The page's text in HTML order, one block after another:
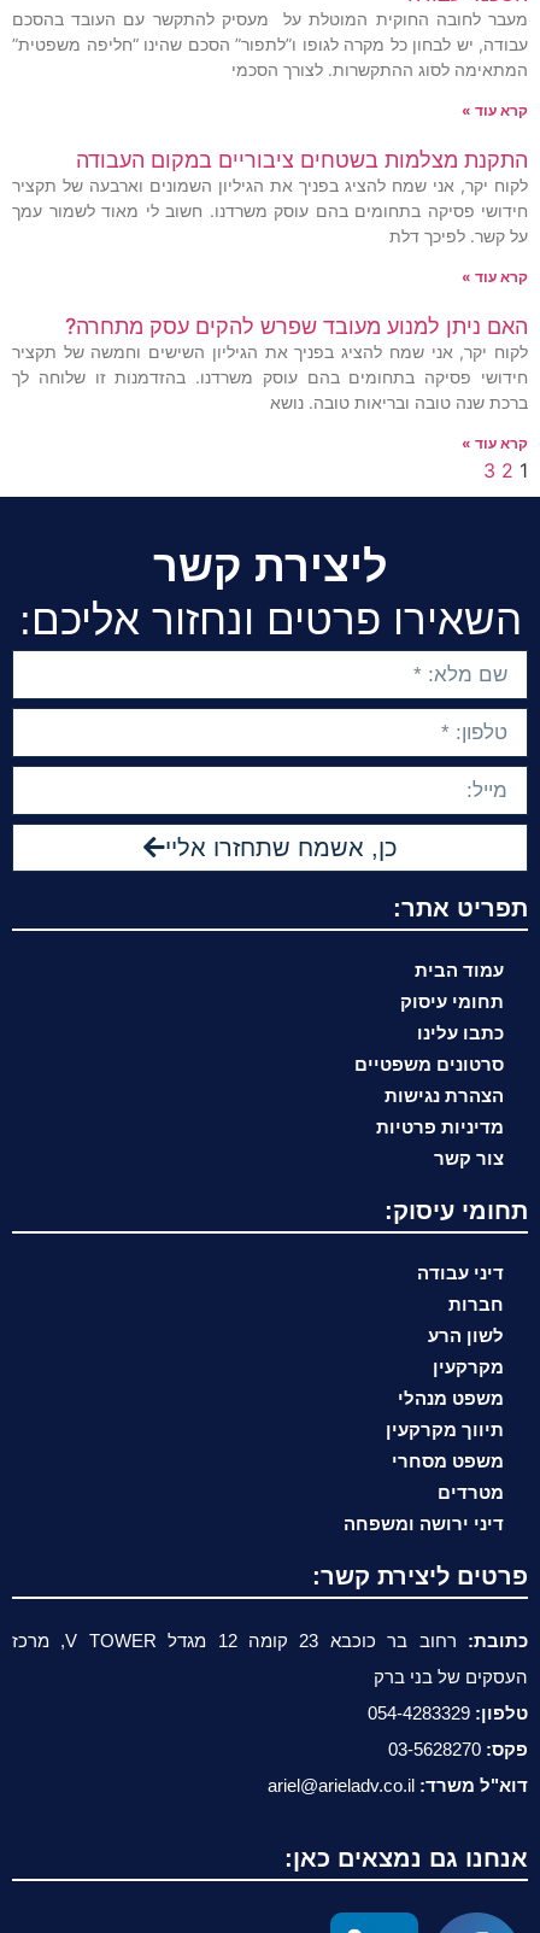
מעבר לחובה החוקית המוטלת על מעסיק להתקשר עם העובד בהסכם
עבודה, יש לבחון כל מקרה לגופו ו”לתפור” הסכם שהינו “חליפה משפטית”
המתאימה לסוג ההתקשרות. לצורך הסכמי
קרא עוד »
התקנת מצלמות בשטחים ציבוריים במקום העבודה
לקוח יקר, אני שמח להציג בפניך את הגיליון השמונים וארבעה של תקציר
חידושי פסיקה בתחומים בהם עוסק משרדנו. חשוב לי מאוד לשמור עמך
על קשר. לפיכך דלת
קרא עוד »
האם ניתן למנוע מעובד שפרש להקים עסק מתחרה?
לקוח יקר, אני שמח להציג בפניך את הגיליון השישים וחמשה של תקציר
חידושי פסיקה בתחומים בהם עוסק משרדנו. בהזדמנות זו שלוחה לך
ברכת שנה טובה ובריאות טובה. נושא
קרא עוד »
1
2
3
ליצירת קשר
השאירו פרטים ונחזור אליכם:
כן, אשמח שתחזרו אליי
תפריט אתר:
עמוד הבית
תחומי עיסוק
כתבו עלינו
סרטונים משפטיים
הצהרת נגישות
מדיניות פרטיות
צור קשר
תחומי עיסוק:
דיני עבודה
חברות
לשון הרע
מקרקעין
משפט מנהלי
תיווך מקרקעין
משפט מסחרי
מטרדים
דיני ירושה ומשפחה
פרטים ליצירת קשר:
כתובת:
רחוב בר כוכבא 23 קומה 12 מגדל V TOWER, מרכז
העסקים של בני ברק
טלפון: 054-4283329
פקס: 03-5628270
דוא"ל משרד: ariel@arieladv.co.il
אנחנו גם נמצאים כאן: